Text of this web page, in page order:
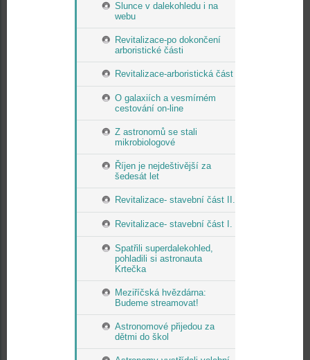
Slunce v dalekohledu i na
webu
Revitalizace-po dokončení
arboristické části
Revitalizace-arboristická část
O galaxiích a vesmírném
cestování on-line
Z astronomů se stali
mikrobiologové
Říjen je nejdeštivější za
šedesát let
Revitalizace- stavební část II.
Revitalizace- stavební část I.
Spatřili superdalekohled,
pohladili si astronauta
Krtečka
Meziříčská hvězdárna:
Budeme streamovat!
Astronomové přijedou za
dětmi do škol